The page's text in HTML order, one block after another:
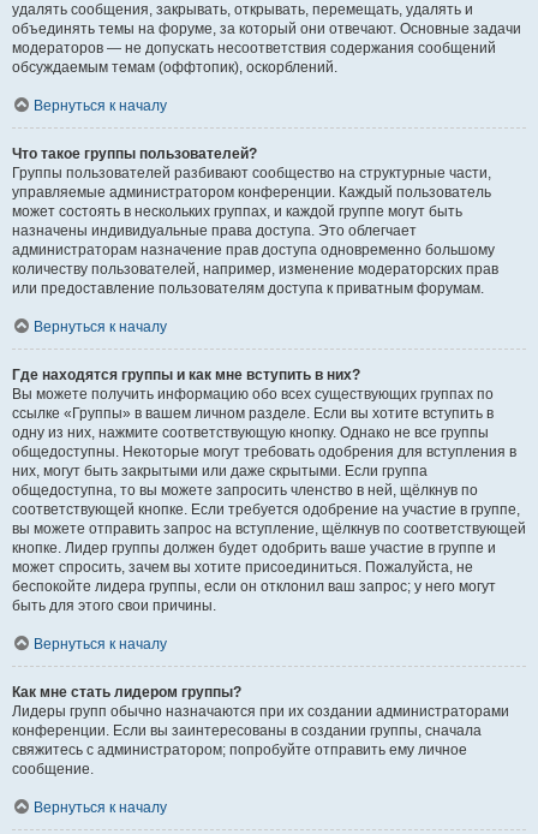
удалять сообщения, закрывать, открывать, перемещать, удалять и
объединять темы на форуме, за который они отвечают. Основные задачи
модераторов — не допускать несоответствия содержания сообщений
обсуждаемым темам (оффтопик), оскорблений.
Вернуться к началу
Что такое группы пользователей?
Группы пользователей разбивают сообщество на структурные части,
управляемые администратором конференции. Каждый пользователь
может состоять в нескольких группах, и каждой группе могут быть
назначены индивидуальные права доступа. Это облегчает
администраторам назначение прав доступа одновременно большому
количеству пользователей, например, изменение модераторских прав
или предоставление пользователям доступа к приватным форумам.
Вернуться к началу
Где находятся группы и как мне вступить в них?
Вы можете получить информацию обо всех существующих группах по
ссылке «Группы» в вашем личном разделе. Если вы хотите вступить в
одну из них, нажмите соответствующую кнопку. Однако не все группы
общедоступны. Некоторые могут требовать одобрения для вступления в
них, могут быть закрытыми или даже скрытыми. Если группа
общедоступна, то вы можете запросить членство в ней, щёлкнув по
соответствующей кнопке. Если требуется одобрение на участие в группе,
вы можете отправить запрос на вступление, щёлкнув по соответствующей
кнопке. Лидер группы должен будет одобрить ваше участие в группе и
может спросить, зачем вы хотите присоединиться. Пожалуйста, не
беспокойте лидера группы, если он отклонил ваш запрос; у него могут
быть для этого свои причины.
Вернуться к началу
Как мне стать лидером группы?
Лидеры групп обычно назначаются при их создании администраторами
конференции. Если вы заинтересованы в создании группы, сначала
свяжитесь с администратором; попробуйте отправить ему личное
сообщение.
Вернуться к началу